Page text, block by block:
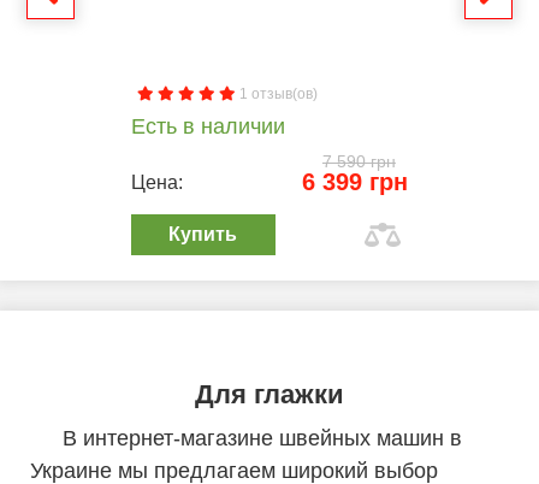
1 отзыв(ов)
Есть в наличии
7 590 грн
Цена: 6 399 грн
Купить
Для глажки
В интернет-магазине швейных машин в
Украине мы предлагаем широкий выбор